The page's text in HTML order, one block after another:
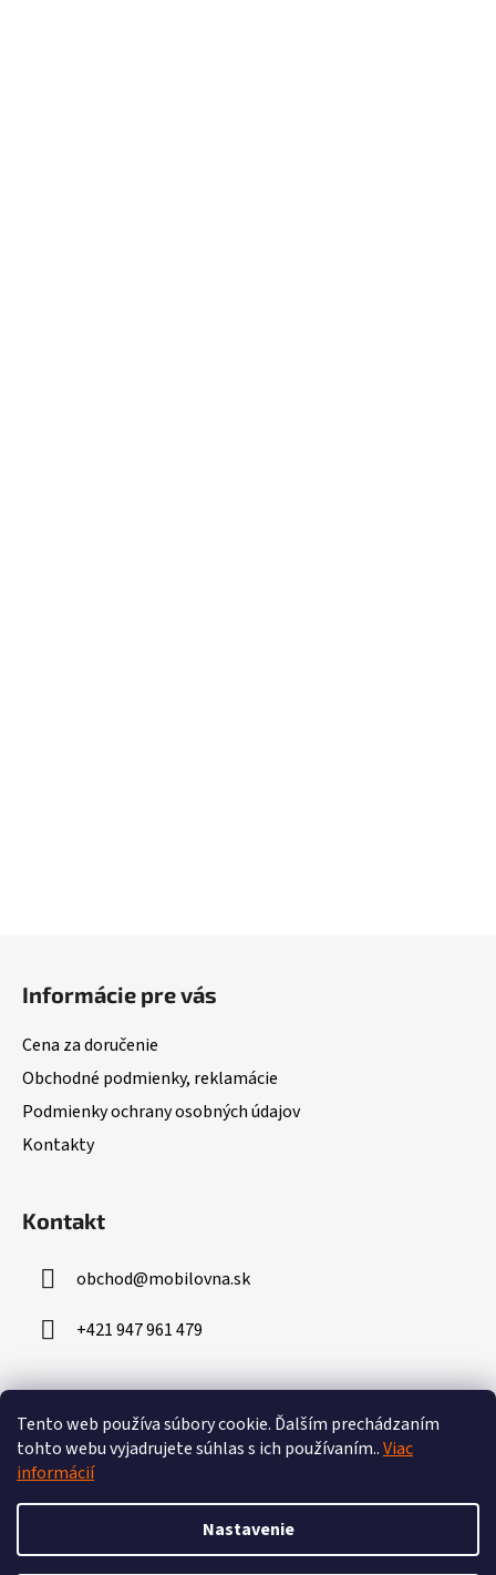
Tento web používa súbory cookie. Ďalším prechádzaním
tohto webu vyjadrujete súhlas s ich používaním..Viac
informácií
Nastavenie
Informácie pre vás
Cena za doručenie
Obchodné podmienky, reklamácie
Podmienky ochrany osobných údajov
Kontakty
Kontakt
obchod@mobilovna.sk
+421 947 961 479
Prijímame online platby